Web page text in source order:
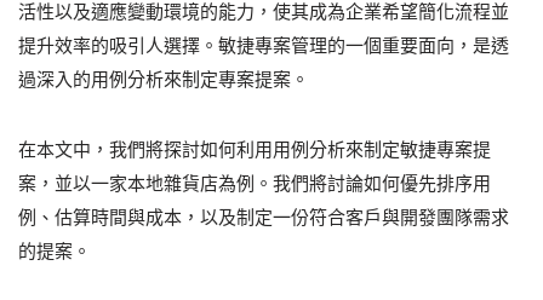
活性以及適應變動環境的能力，使其成為企業希望簡化流程並
提升效率的吸引人選擇。敏捷專案管理的一個重要面向，是透
過深入的用例分析來制定專案提案。
在本文中，我們將探討如何利用用例分析來制定敏捷專案提
案，並以一家本地雜貨店為例。我們將討論如何優先排序用
例、估算時間與成本，以及制定一份符合客戶與開發團隊需求
的提案。